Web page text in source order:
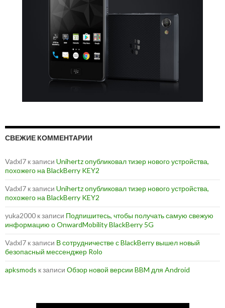
СВЕЖИЕ КОММЕНТАРИИ
Vadxl7 к записи Unihertz опубликовал тизер нового устройства,
похожего на BlackBerry KEY2
Vadxl7 к записи Unihertz опубликовал тизер нового устройства,
похожего на BlackBerry KEY2
yuka2000 к записи Подпишитесь, чтобы получать самую свежую
информацию о OnwardMobility BlackBerry 5G
Vadxl7 к записи В сотрудничестве с BlackBerry вышел новый
безопасный мессенджер Rolo
apksmods к записи Обзор новой версии BBM для Android